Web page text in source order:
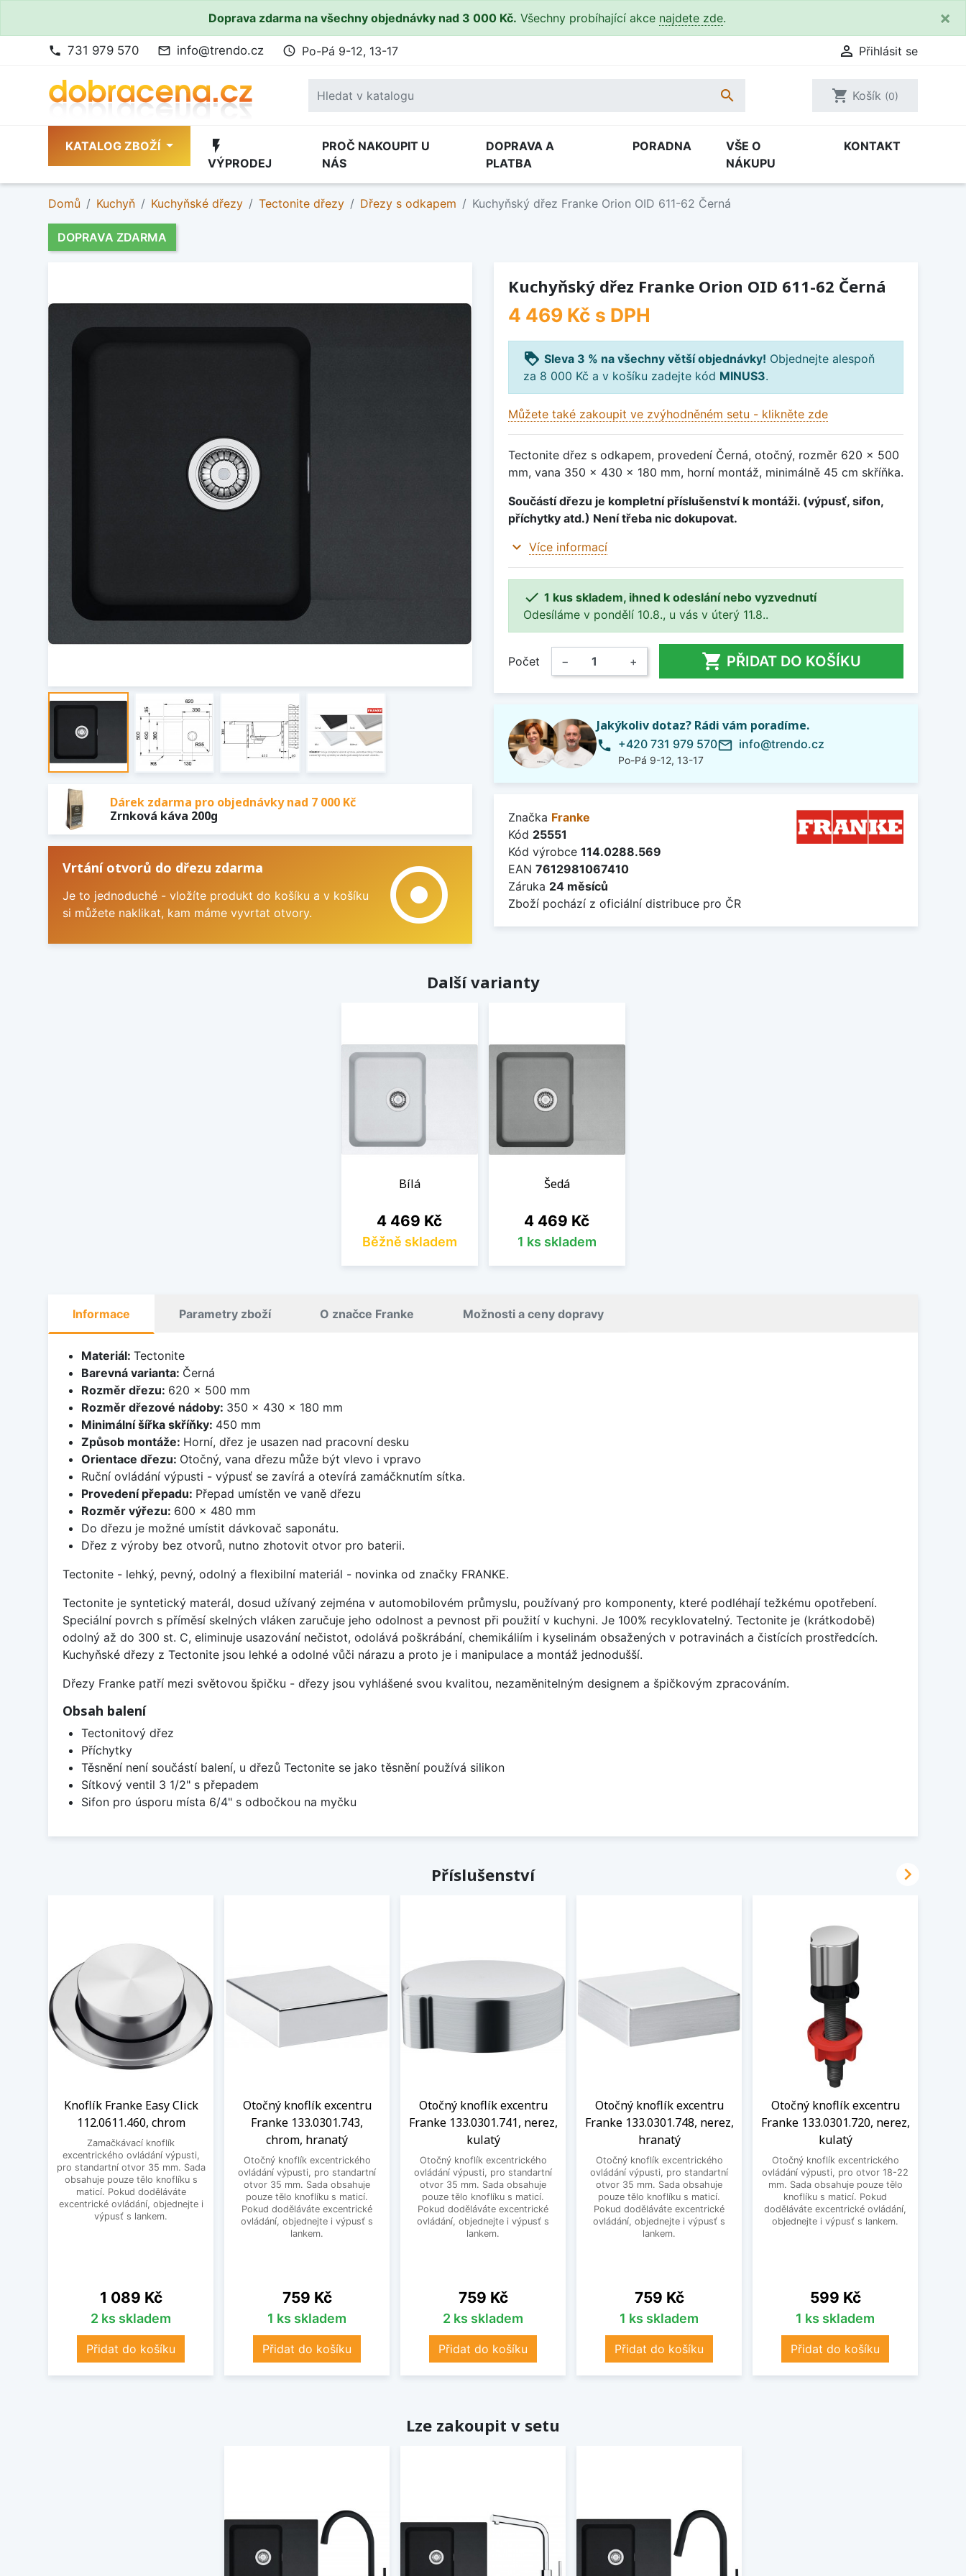
Doprava zdarma na všechny objednávky nad 3 000 Kč. Všechny probíhající akce najdete zde. ×
phone 731 979 570 mail_outline info@trendo.cz access_time Po-Pá 9-12, 13-17  Přihlásit se
 shopping_cart Košík (0)
KATALOG ZBOŽÍ flash_on
VÝPRODEJ
PROČ NAKOUPIT U
NÁS
DOPRAVA A
PLATBA
PORADNA
VŠE O
NÁKUPU
KONTAKT
Domů Kuchyň Kuchyňské dřezy Tectonite dřezy Dřezy s odkapem Kuchyňský dřez Franke Orion OID 611-62 Černá
DOPRAVA ZDARMA
Dárek zdarma pro objednávky nad 7 000 Kč
Zrnková káva 200g
Vrtání otvorů do dřezu zdarma
Je to jednoduché - vložíte produkt do košíku a v košíku
si můžete naklikat, kam máme vyvrtat otvory.
adjust
Kuchyňský dřez Franke Orion OID 611-62 Černá
4 469 Kč s DPH
loyalty Sleva 3 % na všechny větší objednávky! Objednejte alespoň
za 8 000 Kč a v košíku zadejte kód MINUS3.
Můžete také zakoupit ve zvýhodněném setu - klikněte zde
Tectonite dřez s odkapem, provedení Černá, otočný, rozměr 620 x 500
mm, vana 350 x 430 x 180 mm, horní montáž, minimálně 45 cm skříňka.
Součástí dřezu je kompletní příslušenství k montáži. (výpusť, sifon,
příchytky atd.) Není třeba nic dokupovat.
expand_more Více informací
 1 kus skladem, ihned k odeslání nebo vyzvednutí
Odesíláme v pondělí 10.8., u vás v úterý 11.8..
Počet − +  PŘIDAT DO KOŠÍKU
Jakýkoliv dotaz? Rádi vám poradíme.
phone +420 731 979 570
Po-Pá 9-12, 13-17
mail_outline info@trendo.cz
Značka Franke
Kód 25551
Kód výrobce 114.0288.569
EAN 7612981067410
Záruka 24 měsíců
Zboží pochází z oficiální distribuce pro ČR
Další varianty
Bílá
Cena
4 469 Kč
Běžně skladem
Šedá
Cena
4 469 Kč
1 ks skladem
Informace Parametry zboží O značce Franke Možnosti a ceny dopravy
Materiál: Tectonite
Barevná varianta: Černá
Rozměr dřezu: 620 x 500 mm
Rozměr dřezové nádoby: 350 x 430 x 180 mm
Minimální šířka skříňky: 450 mm
Způsob montáže: Horní, dřez je usazen nad pracovní desku
Orientace dřezu: Otočný, vana dřezu může být vlevo i vpravo
Ruční ovládání výpusti - výpusť se zavírá a otevírá zamáčknutím sítka.
Provedení přepadu: Přepad umístěn ve vaně dřezu
Rozměr výřezu: 600 x 480 mm
Do dřezu je možné umístit dávkovač saponátu.
Dřez z výroby bez otvorů, nutno zhotovit otvor pro baterii.
Tectonite - lehký, pevný, odolný a flexibilní materiál - novinka od značky FRANKE.
Tectonite je syntetický materál, dosud užívaný zejména v automobilovém průmyslu, používaný pro komponenty, které podléhají težkému opotřebení.
Speciální povrch s příměsí skelných vláken zaručuje jeho odolnost a pevnost při použití v kuchyni. Je 100% recyklovatelný. Tectonite je (krátkodobě)
odolný až do 300 st. C, eliminuje usazování nečistot, odolává poškrábání, chemikáliím i kyselinám obsažených v potravinách a čistících prostředcích.
Kuchyňské dřezy z Tectonite jsou lehké a odolné vůči nárazu a proto je i manipulace a montáž jednodušší.
Dřezy Franke patří mezi světovou špičku - dřezy jsou vyhlášené svou kvalitou, nezaměnitelným designem a špičkovým zpracováním.
Obsah balení
Tectonitový dřez
Příchytky
Těsnění není součástí balení, u dřezů Tectonite se jako těsnění používá silikon
Sítkový ventil 3 1/2" s přepadem
Sifon pro úsporu místa 6/4" s odbočkou na myčku
Příslušenství
Knoflík Franke Easy Click
112.0611.460, chrom
Zamačkávací knoflík
excentrického ovládání výpusti,
pro standartní otvor 35 mm. Sada
obsahuje pouze tělo knoflíku s
maticí. Pokud doděláváte
excentrické ovládání, objednejte i
výpusť s lankem.
Cena
1 089 Kč
2 ks skladem
Přidat do košíku
Otočný knoflík excentru
Franke 133.0301.743,
chrom, hranatý
Otočný knoflík excentrického
ovládání výpusti, pro standartní
otvor 35 mm. Sada obsahuje
pouze tělo knoflíku s maticí.
Pokud doděláváte excentrické
ovládání, objednejte i výpusť s
lankem.
Cena
759 Kč
1 ks skladem
Přidat do košíku
Otočný knoflík excentru
Franke 133.0301.741, nerez,
kulatý
Otočný knoflík excentrického
ovládání výpusti, pro standartní
otvor 35 mm. Sada obsahuje
pouze tělo knoflíku s maticí.
Pokud doděláváte excentrické
ovládání, objednejte i výpusť s
lankem.
Cena
759 Kč
2 ks skladem
Přidat do košíku
Otočný knoflík excentru
Franke 133.0301.748, nerez,
hranatý
Otočný knoflík excentrického
ovládání výpusti, pro standartní
otvor 35 mm. Sada obsahuje
pouze tělo knoflíku s maticí.
Pokud doděláváte excentrické
ovládání, objednejte i výpusť s
lankem.
Cena
759 Kč
1 ks skladem
Přidat do košíku
Otočný knoflík excentru
Franke 133.0301.720, nerez,
kulatý
Otočný knoflík excentrického
ovládání výpusti, pro otvor 18-22
mm. Sada obsahuje pouze tělo
knoflíku s maticí. Pokud
doděláváte excentrické ovládání,
objednejte i výpusť s lankem.
Cena
599 Kč
1 ks skladem
Přidat do košíku

Lze zakoupit v setu